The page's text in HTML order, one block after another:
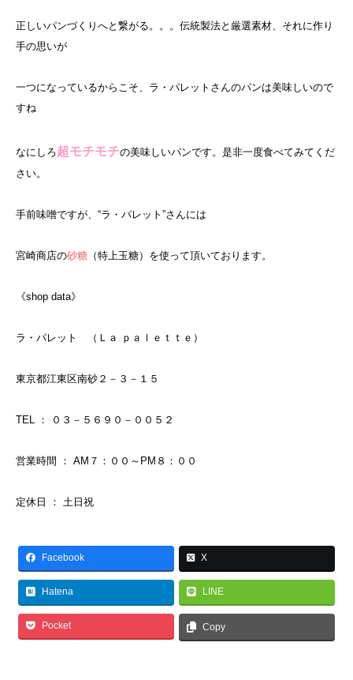
正しいパンづくりへと繋がる。。。伝統製法と厳選素材、それに作り
手の思いが
一つになっているからこそ、ラ・パレットさんのパンは美味しいので
すね
なにしろ超モチモチの美味しいパンです。是非一度食べてみてくだ
さい。
手前味噌ですが、“ラ・パレット”さんには
宮崎商店の砂糖 （特上玉糖）を使って頂いております。
《shop data》
ラ・パレット （Ｌａ ｐａｌｅｔｔｅ）
東京都江東区南砂２－３－１５
TEL ： ０３－５６９０－００５２
営業時間 ： AM７：００～PM８：００
定休日 ： 土日祝
Facebook X
Hatena LINE
Pocket Copy